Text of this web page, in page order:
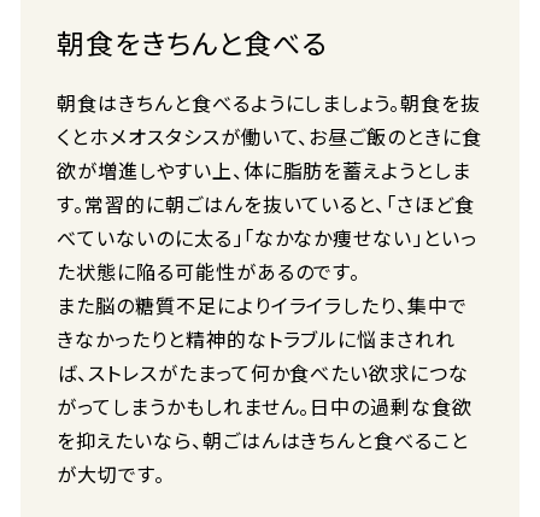
朝食をきちんと食べる
朝食はきちんと食べるようにしましょう。朝食を抜
くとホメオスタシスが働いて、お昼ご飯のときに食
欲が増進しやすい上、体に脂肪を蓄えようとしま
す。常習的に朝ごはんを抜いていると、「さほど食
べていないのに太る」「なかなか痩せない」といっ
た状態に陥る可能性があるのです。
また脳の糖質不足によりイライラしたり、集中で
きなかったりと精神的なトラブルに悩まされれ
ば、ストレスがたまって何か食べたい欲求につな
がってしまうかもしれません。日中の過剰な食欲
を抑えたいなら、朝ごはんはきちんと食べること
が大切です。